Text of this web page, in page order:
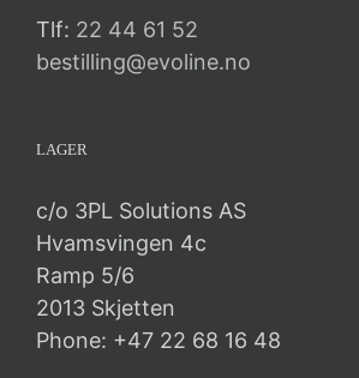
Tlf: 22 44 61 52
bestilling@evoline.no
LAGER
c/o 3PL Solutions AS
Hvamsvingen 4c
Ramp 5/6
2013 Skjetten
Phone: +47 22 68 16 48